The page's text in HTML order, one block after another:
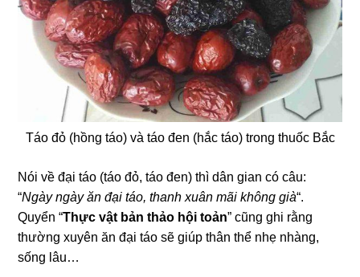
Táo đỏ (hồng táo) và táo đen (hắc táo) trong thuốc Bắc
Nói về đại táo (táo đỏ, táo đen) thì dân gian có câu:
“Ngày ngày ăn đại táo, thanh xuân mãi không già“.
Quyển “Thực vật bản thảo hội toản” cũng ghi rằng
thường xuyên ăn đại táo sẽ giúp thân thể nhẹ nhàng,
sống lâu…